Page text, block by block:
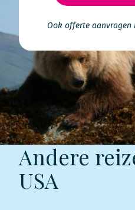
Ook offerte aanvragen
Andere
USA